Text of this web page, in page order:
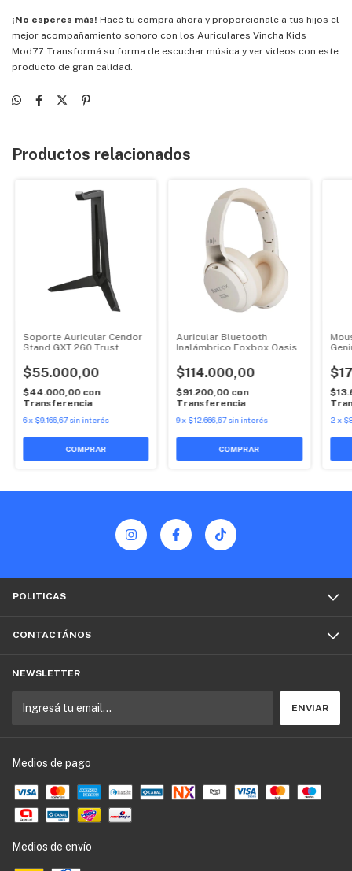
¡No esperes más! Hacé tu compra ahora y proporcionale a tus hijos el
mejor acompañamiento sonoro con los Auriculares Vincha Kids
Mod77. Transformá su forma de escuchar música y ver videos con este
producto de gran calidad.
Productos relacionados
Soporte Auricular Cendor
Stand GXT 260 Trust
$55.000,00
$44.000,00 con
Transferencia
6x $9.166,67 sin interés
Auricular Bluetooth
Inalámbrico Foxbox Oasis
$114.000,00
$91.200,00 con
Transferencia
9x $12.666,67 sin interés
COMPRAR
2x
POLITICAS
CONTACTÁNOS
NEWSLETTER
Medios de pago
Medios de envío